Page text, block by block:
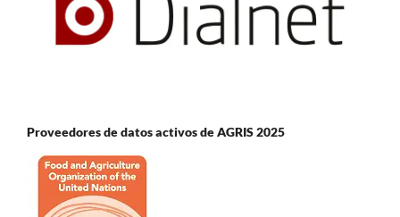
Proveedores de datos activos de AGRIS 2025